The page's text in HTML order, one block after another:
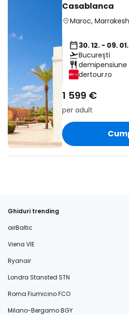
Casablanca
Maroc, Marrakesh
30. 12. - 09. 01.
București
demipensiune
dertour.ro
1 599 €
per adult
Ghiduri trending
airBaltic
Viena VIE
Ryanair
Londra Stansted STN
Roma Fiumicino FCO
Milano-Bergamo BGY